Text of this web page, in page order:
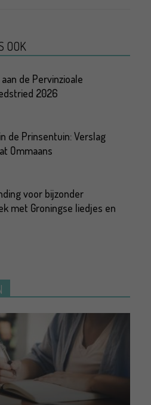
OOK
de Pervinzioale
2026
de Prinsentuin: Verslag
Ommaans
voor bijzonder
met Groningse liedjes en